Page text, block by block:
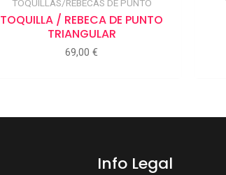
TOQUILLAS/REBECAS DE PUNTO
TOQUILLA / REBECA DE PUNTO
TRIANGULAR
69,00 €
Info Legal